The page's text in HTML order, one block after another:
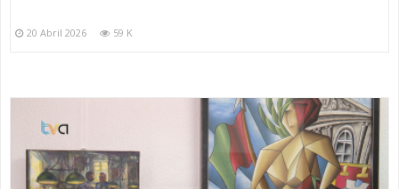
20 Abril 2026 59 K